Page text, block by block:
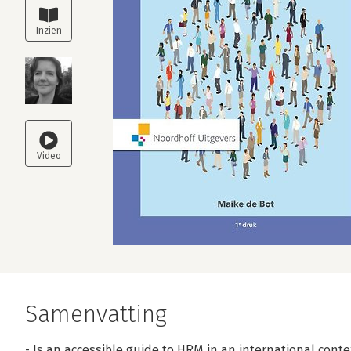
Samenvatting